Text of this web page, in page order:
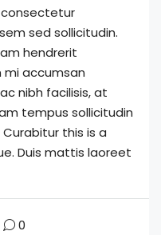
sed sollicitudin.
hendrerit
mi accumsan
nibh facilisis, at
tempus sollicitudin
this is a
Duis mattis laoreet
0